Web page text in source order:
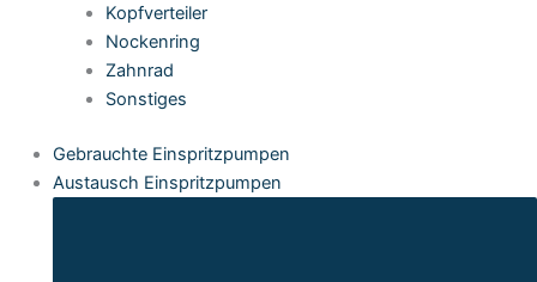
Kopfverteiler
Nockenring
Zahnrad
Sonstiges
Gebrauchte Einspritzpumpen
Austausch Einspritzpumpen